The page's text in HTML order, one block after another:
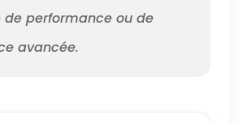
de performance ou de
avancée.